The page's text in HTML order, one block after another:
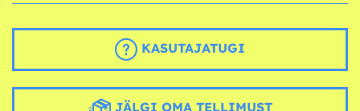
KASUTAJATUGI
JÄLGI OMA TELLIMUST